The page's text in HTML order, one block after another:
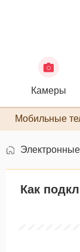
Камеры
Мобильные
Как